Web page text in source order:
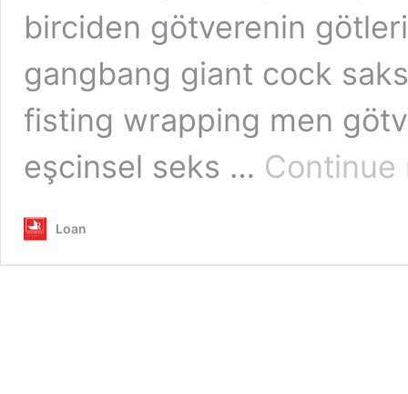
birciden götverenin
gangbang giant cock
fisting wrapping men
eşcinsel seks … Continue
Loan